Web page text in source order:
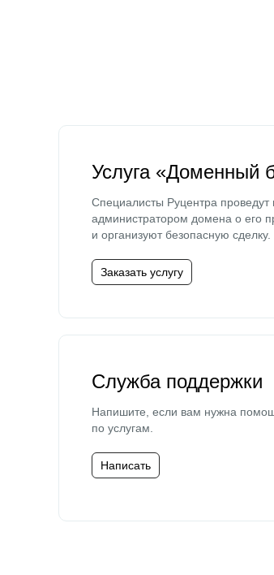
Услуга «Доменный
Специалисты Руцентра проведут
администратором домена о его
и организуют безопасную сделку.
Заказать услугу
Служба поддержки
Напишите, если вам нужна
по услугам.
Написать